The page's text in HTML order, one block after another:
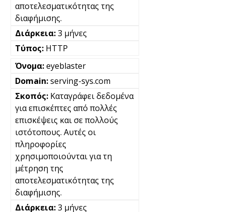
αποτελεσματικότητας της
διαφήμισης.
3 μήνες
HTTP
eyeblaster
serving-sys.com
Καταγράφει δεδομένα
για επισκέπτες από πολλές
επισκέψεις και σε πολλούς
ιστότοπους. Αυτές οι
πληροφορίες
χρησιμοποιούνται για τη
μέτρηση της
αποτελεσματικότητας της
διαφήμισης.
3 μήνες